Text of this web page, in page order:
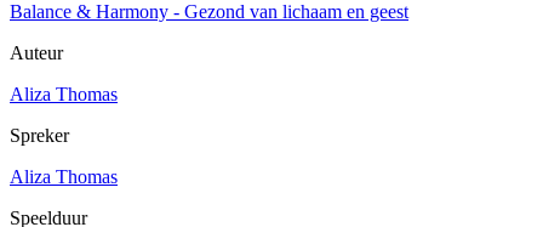
Balance & Harmony - Gezond van lichaam en geest
Auteur
Aliza Thomas
Spreker
Aliza Thomas
Speelduur